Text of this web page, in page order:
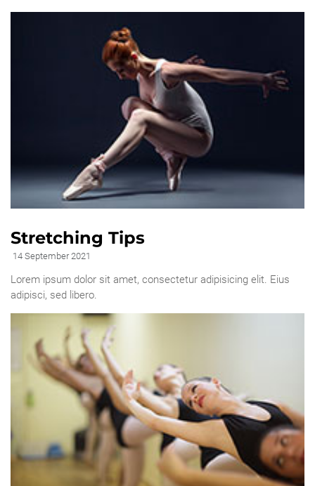
Stretching Tips
14 September 2021
Lorem ipsum dolor sit amet, consectetur adipisicing elit. Eius
adipisci, sed libero.